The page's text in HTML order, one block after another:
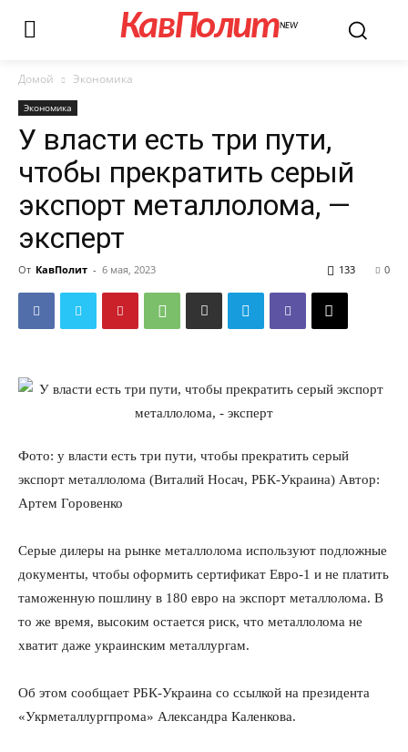
КавПолитNEW
Домой Экономика
Экономика
У власти есть три пути,
чтобы прекратить серый
экспорт металлолома, —
эксперт
От КавПолит - 6 мая, 2023 0
133
Фото: у власти есть три пути, чтобы прекратить серый
экспорт металлолома (Виталий Носач, РБК-Украина) Автор:
Артем Горовенко
Серые дилеры на рынке металлолома используют подложные
документы, чтобы оформить сертификат Евро-1 и не платить
таможенную пошлину в 180 евро на экспорт металлолома. В
то же время, высоким остается риск, что металлолома не
хватит даже украинским металлургам.
Об этом сообщает РБК-Украина со ссылкой на президента
«Укрметаллургпрома» Александра Каленкова.